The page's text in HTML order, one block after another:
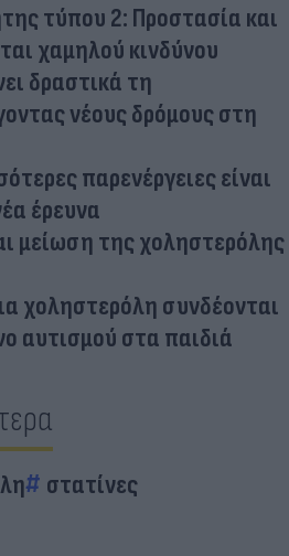
τύπου 2: Προστασία και
χαμηλού κινδύνου
δραστικά τη
νέους δρόμους στη
παρενέργειες είναι
έρευνα
μείωση της χοληστερόλης
χοληστερόλη συνδέονται
αυτισμού στα παιδιά
στατίνες